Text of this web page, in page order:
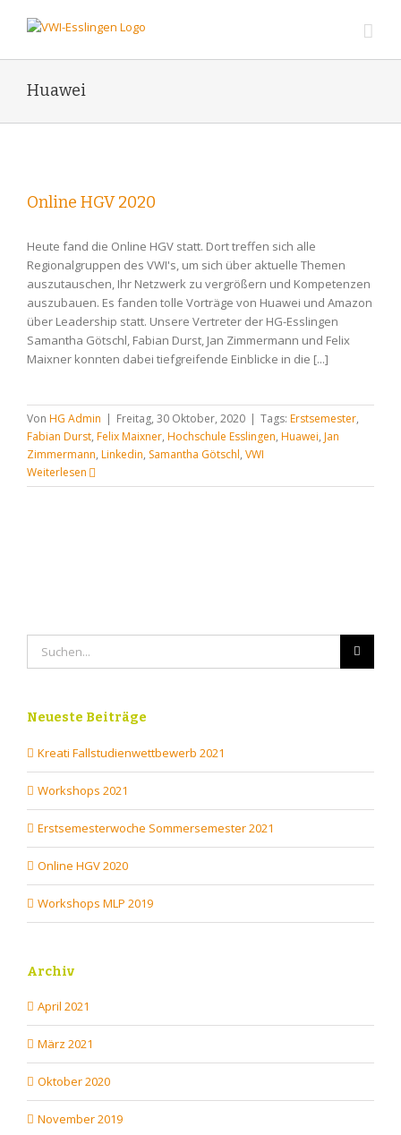
Inhalt
Huawei
Online HGV 2020
Heute fand die Online HGV statt. Dort treffen sich alle
Regionalgruppen des VWI's, um sich über aktuelle Themen
auszutauschen, Ihr Netzwerk zu vergrößern und Kompetenzen
auszubauen. Es fanden tolle Vorträge von Huawei und Amazon
über Leadership statt. Unsere Vertreter der HG-Esslingen
Samantha Götschl, Fabian Durst, Jan Zimmermann und Felix
Maixner konnten dabei tiefgreifende Einblicke in die [...]
Von HG Admin | Freitag, 30 Oktober, 2020 | Tags: Erstsemester,
Fabian Durst, Felix Maixner, Hochschule Esslingen, Huawei, Jan
Zimmermann, Linkedin, Samantha Götschl, VWI
Weiterlesen
nach:
Neueste Beiträge
Kreati Fallstudienwettbewerb 2021
Workshops 2021
Erstsemesterwoche Sommersemester 2021
Online HGV 2020
Workshops MLP 2019
Archiv
April 2021
März 2021
Oktober 2020
November 2019